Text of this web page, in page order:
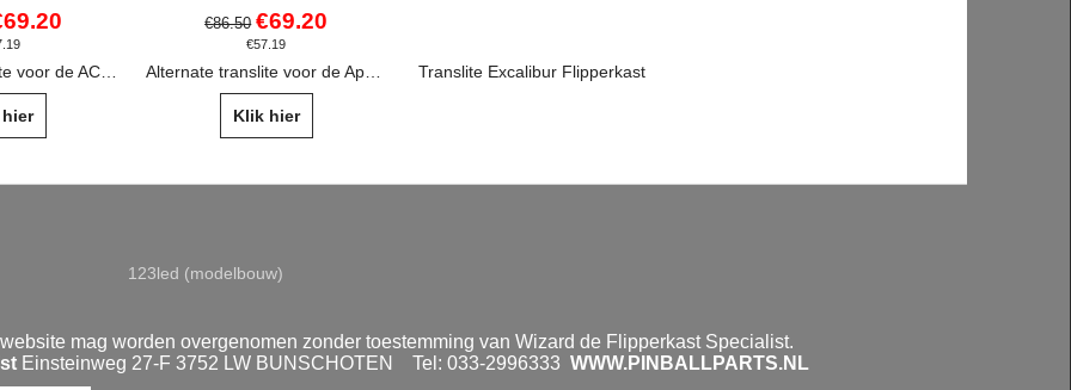
69.20 €86.50 €69.20
€57.19
Alternate translite voor de Apollo 13 flipperkast van Sega.
Klik hier
Translite Excalibur Flipperkast
123led (modelbouw)
mag worden overgenomen zonder toestemming van Wizard de Flipperkast Specialist.
Einsteinweg 27-F 3752 LW BUNSCHOTEN Tel: 033-2996333 WWW.PINBALLPARTS.NL